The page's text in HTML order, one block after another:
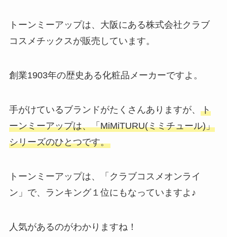
トーンミーアップは、大阪にある株式会社クラブ
コスメチックスが販売しています。
創業1903年の歴史ある化粧品メーカーですよ。
手がけているブランドがたくさんありますが、 ト
ーンミーアップは、「MiMiTURU(ミミチュール)」
シリーズのひとつです。
トーンミーアップは、「クラブコスメオンライ
ン」で、ランキング１位にもなっていますよ♪
人気があるのがわかりますね！